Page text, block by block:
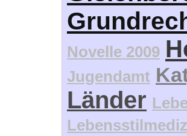
Novelle 2009
Jugendamt
Länder